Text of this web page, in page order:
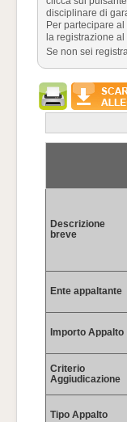
disciplinare di
Per partecipare
la registrazione al
Se non sei
Descrizione
breve
Ente appaltante
Importo Appalto
Criterio
Aggiudicazione
Tipo Appalto